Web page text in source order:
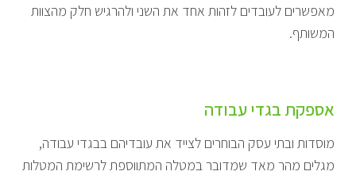
מאפשרים לעובדים לזהות אחד את השני ולהרגיש חלק מהצוות
המשותף.
אספקת בגדי עבודה
מוסדות ובתי עסק הבוחרים לצייד את עובדיהם בבגדי עבודה,
מגלים מהר מאד שמדובר במטלה המתווספת לרשימת המטלות